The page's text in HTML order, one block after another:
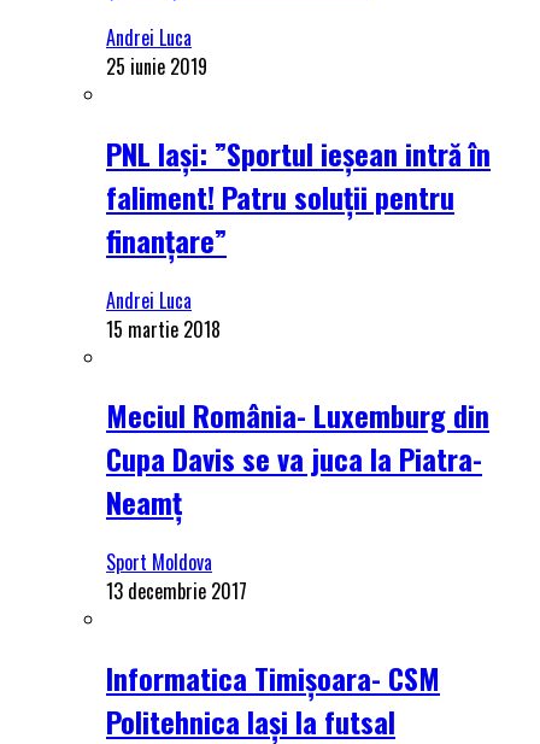
Andrei Luca
25 iunie 2019
PNL Iași: ”Sportul ieșean intră în
faliment! Patru soluții pentru
finanțare”
Andrei Luca
15 martie 2018
Meciul România- Luxemburg din
Cupa Davis se va juca la Piatra-
Neamț
Sport Moldova
13 decembrie 2017
Informatica Timișoara- CSM
Politehnica Iași la futsal